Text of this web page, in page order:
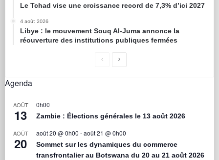
Le Tchad vise une croissance record de 7,3% d’ici 2027
4 août 2026
Libye : le mouvement Souq Al-Juma annonce la
réouverture des institutions publiques fermées
Agenda
AOÛT
13
0h00
Zambie : Élections générales le 13 août 2026
AOÛT
20
août 20 @ 0h00 -août 21 @ 0h00
Sommet sur les dynamiques du commerce
transfrontalier au Botswana du 20 au 21 août 2026